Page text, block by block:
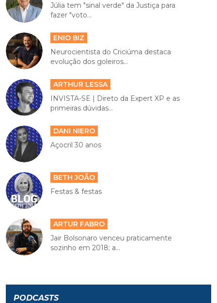
Júlia tem "sinal verde" da Justiça para
fazer "voto...
ENIO BIZ
Neurocientista do Criciúma destaca
evolução dos goleiros...
ARTHUR LESSA
INVISTA-SE | Direto da Expert XP e as
primeiras dúvidas...
DANI NIERO
Açocril 30 anos
BETH JOÃO
Festas & festas
ARTUR FABRO
Jair Bolsonaro venceu praticamente
sozinho em 2018; a...
PODCASTS